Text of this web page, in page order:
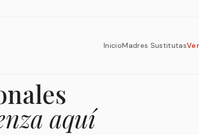
InicioMadres Sustitutas
aquí